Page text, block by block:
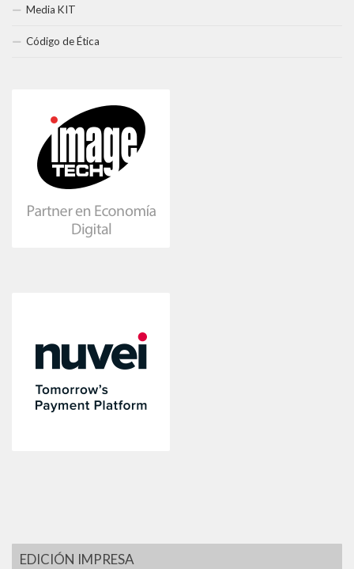
Media KIT
Código de Ética
EDICIÓN IMPRESA